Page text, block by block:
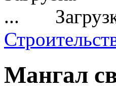
Мангал